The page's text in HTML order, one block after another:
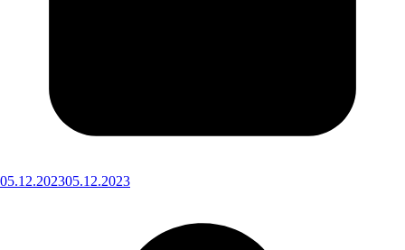
05.12.202305.12.2023